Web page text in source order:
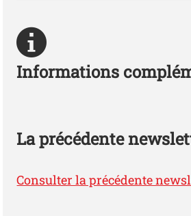
Informations
La précédente
Consulter la précédente